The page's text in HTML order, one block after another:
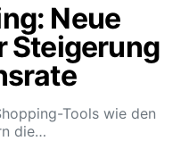
Neue
Steigerung
Tools wie den
die…